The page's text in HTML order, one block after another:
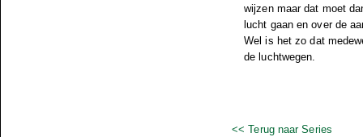
wijzen maar dat moet
lucht gaan en over de
Wel is het zo dat
de luchtwegen.
<< Terug naar Series